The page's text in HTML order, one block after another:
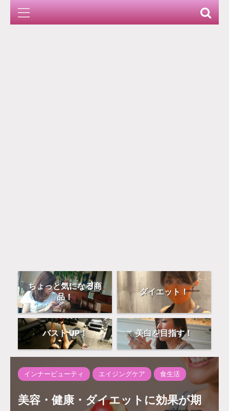
ちょっと気になる商
品！
ダイエット！
バスト UP！ 美白を目指す！
インナービューティ エイジングケア 食生活
美容・健康・ダイエットに効果が期